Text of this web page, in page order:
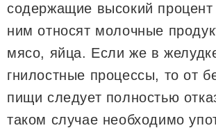
содержащие высокий процент
ним относят молочные
мясо, яйца. Если же в
гнилостные процессы, то от
пищи следует полностью
таком случае необходимо